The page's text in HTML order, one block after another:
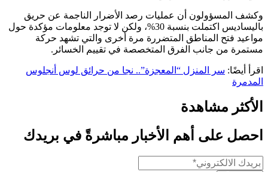
وكشف المسؤولون أن عمليات رصد الأضرار الناجمة عن حريق
باليساديس اكتملت بنسبة 30%، ولكن لا توجد معلومات مؤكدة حول
مواعيد فتح المناطق المتضررة مرة أخرى والتي تشهد حركة
مستمرة من جانب الفرق المتخصصة في تقييم الخسائر.
اقرأ أيضًا: سر المنزل “المعجزة”.. نجا من حرائق لوس أنجلوس
المدمرة
الأكثر مشاهدة
احصل على أهم الأخبار مباشرةً في بريدك